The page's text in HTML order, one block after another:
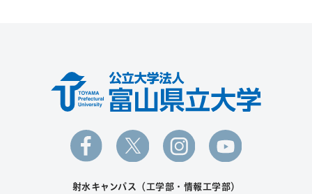
射水キャンパス（工学部・情報工学部）